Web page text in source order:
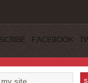
FACEBOOK